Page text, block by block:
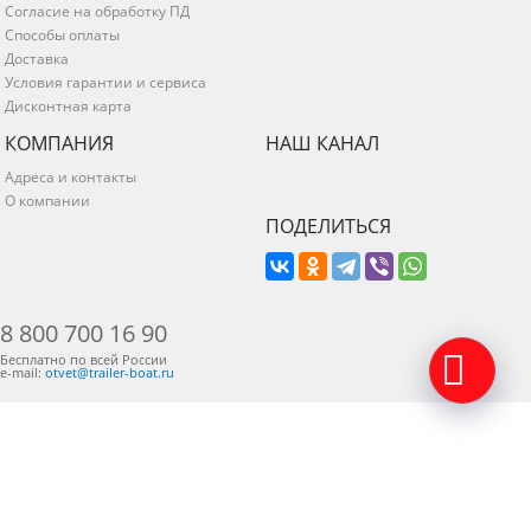
Согласие на обработку ПД
Способы оплаты
Доставка
Условия гарантии и сервиса
Дисконтная карта
КОМПАНИЯ
Адреса и контакты
О компании
НАШ КАНАЛ
ПОДЕЛИТЬСЯ
8 800 700 16 90
Бесплатно по всей России
e-mail: otvet@trailer-boat.ru